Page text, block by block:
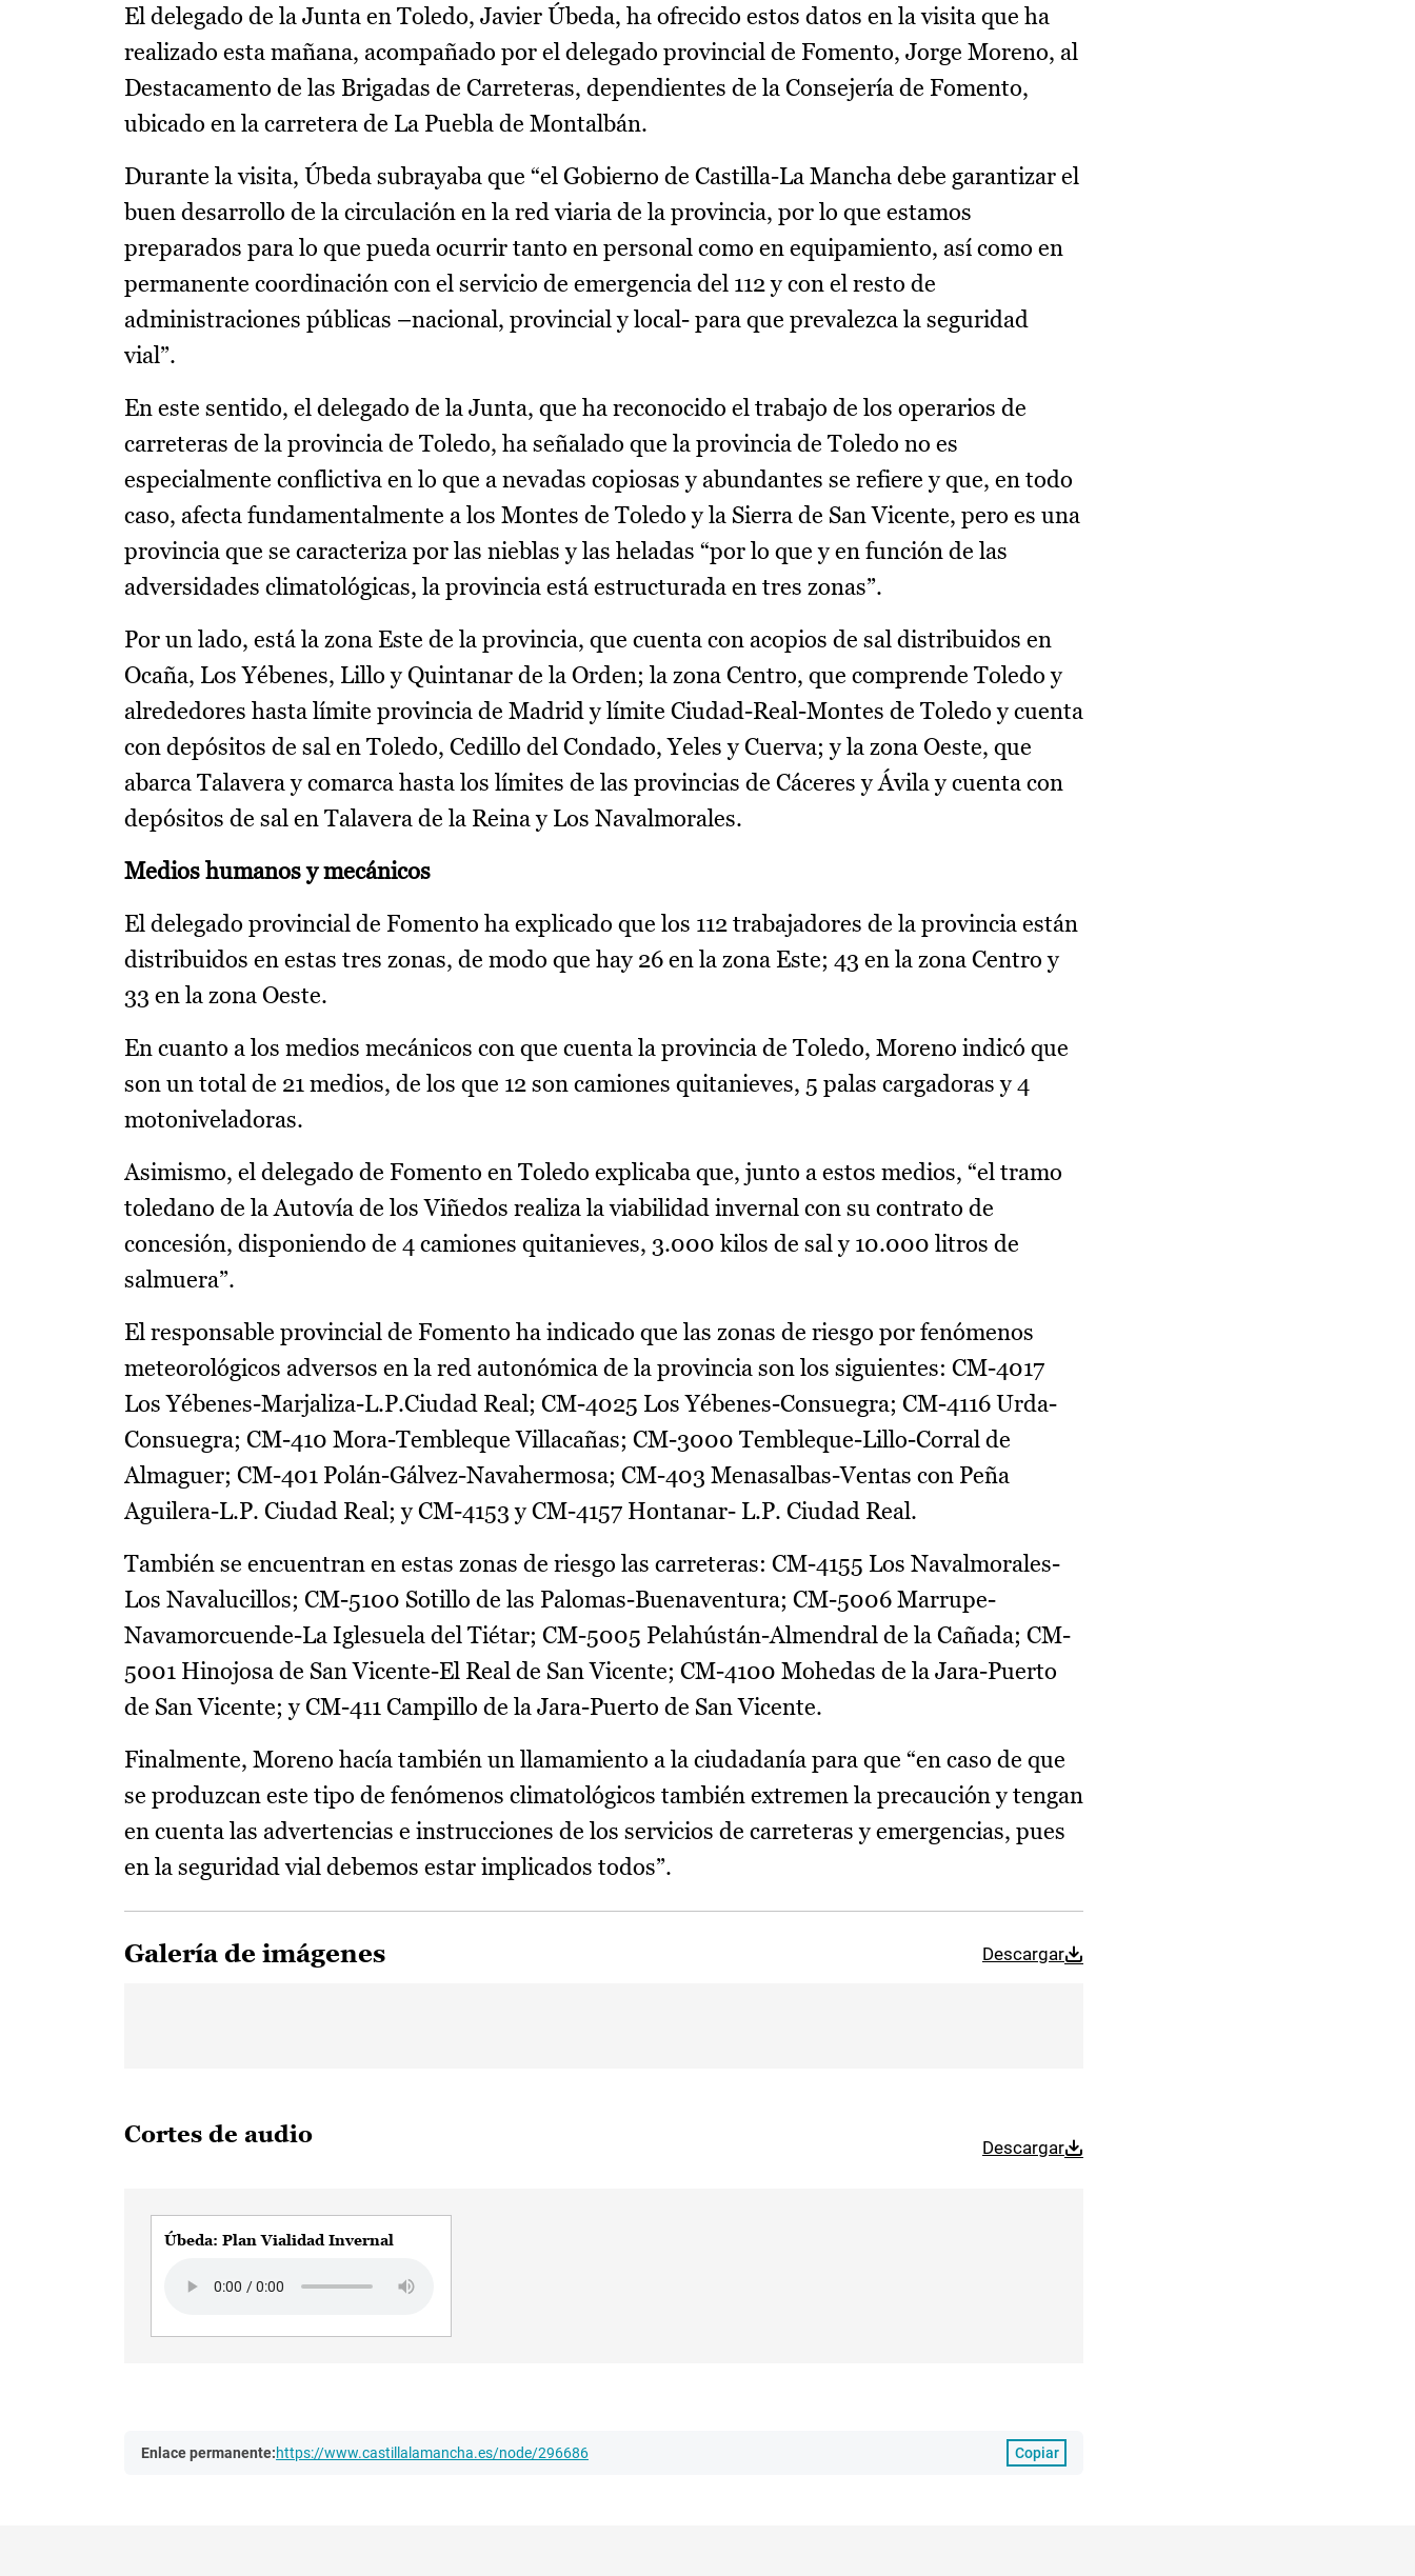
El delegado de la Junta en Toledo, Javier Úbeda, ha ofrecido estos datos en la visita que ha
realizado esta mañana, acompañado por el delegado provincial de Fomento, Jorge Moreno, al
Destacamento de las Brigadas de Carreteras, dependientes de la Consejería de Fomento,
ubicado en la carretera de La Puebla de Montalbán.
Durante la visita, Úbeda subrayaba que “el Gobierno de Castilla-La Mancha debe garantizar el
buen desarrollo de la circulación en la red viaria de la provincia, por lo que estamos
preparados para lo que pueda ocurrir tanto en personal como en equipamiento, así como en
permanente coordinación con el servicio de emergencia del 112 y con el resto de
administraciones públicas –nacional, provincial y local- para que prevalezca la seguridad
vial”.
En este sentido, el delegado de la Junta, que ha reconocido el trabajo de los operarios de
carreteras de la provincia de Toledo, ha señalado que la provincia de Toledo no es
especialmente conflictiva en lo que a nevadas copiosas y abundantes se refiere y que, en todo
caso, afecta fundamentalmente a los Montes de Toledo y la Sierra de San Vicente, pero es una
provincia que se caracteriza por las nieblas y las heladas “por lo que y en función de las
adversidades climatológicas, la provincia está estructurada en tres zonas”.
Por un lado, está la zona Este de la provincia, que cuenta con acopios de sal distribuidos en
Ocaña, Los Yébenes, Lillo y Quintanar de la Orden; la zona Centro, que comprende Toledo y
alrededores hasta límite provincia de Madrid y límite Ciudad-Real-Montes de Toledo y cuenta
con depósitos de sal en Toledo, Cedillo del Condado, Yeles y Cuerva; y la zona Oeste, que
abarca Talavera y comarca hasta los límites de las provincias de Cáceres y Ávila y cuenta con
depósitos de sal en Talavera de la Reina y Los Navalmorales.
Medios humanos y mecánicos
El delegado provincial de Fomento ha explicado que los 112 trabajadores de la provincia están
distribuidos en estas tres zonas, de modo que hay 26 en la zona Este; 43 en la zona Centro y
33 en la zona Oeste.
En cuanto a los medios mecánicos con que cuenta la provincia de Toledo, Moreno indicó que
son un total de 21 medios, de los que 12 son camiones quitanieves, 5 palas cargadoras y 4
motoniveladoras.
Asimismo, el delegado de Fomento en Toledo explicaba que, junto a estos medios, “el tramo
toledano de la Autovía de los Viñedos realiza la viabilidad invernal con su contrato de
concesión, disponiendo de 4 camiones quitanieves, 3.000 kilos de sal y 10.000 litros de
salmuera”.
El responsable provincial de Fomento ha indicado que las zonas de riesgo por fenómenos
meteorológicos adversos en la red autonómica de la provincia son los siguientes: CM-4017
Los Yébenes-Marjaliza-L.P.Ciudad Real; CM-4025 Los Yébenes-Consuegra; CM-4116 Urda-
Consuegra; CM-410 Mora-Tembleque Villacañas; CM-3000 Tembleque-Lillo-Corral de
Almaguer; CM-401 Polán-Gálvez-Navahermosa; CM-403 Menasalbas-Ventas con Peña
Aguilera-L.P. Ciudad Real; y CM-4153 y CM-4157 Hontanar- L.P. Ciudad Real.
También se encuentran en estas zonas de riesgo las carreteras: CM-4155 Los Navalmorales-
Los Navalucillos; CM-5100 Sotillo de las Palomas-Buenaventura; CM-5006 Marrupe-
Navamorcuende-La Iglesuela del Tiétar; CM-5005 Pelahústán-Almendral de la Cañada; CM-
5001 Hinojosa de San Vicente-El Real de San Vicente; CM-4100 Mohedas de la Jara-Puerto
de San Vicente; y CM-411 Campillo de la Jara-Puerto de San Vicente.
Finalmente, Moreno hacía también un llamamiento a la ciudadanía para que “en caso de que
se produzcan este tipo de fenómenos climatológicos también extremen la precaución y tengan
en cuenta las advertencias e instrucciones de los servicios de carreteras y emergencias, pues
en la seguridad vial debemos estar implicados todos”.
Galería de imágenes Descargar
Cortes de audio Descargar
Úbeda: Plan Vialidad Invernal
Enlace permanente:https://www.castillalamancha.es/node/296686 Copiar